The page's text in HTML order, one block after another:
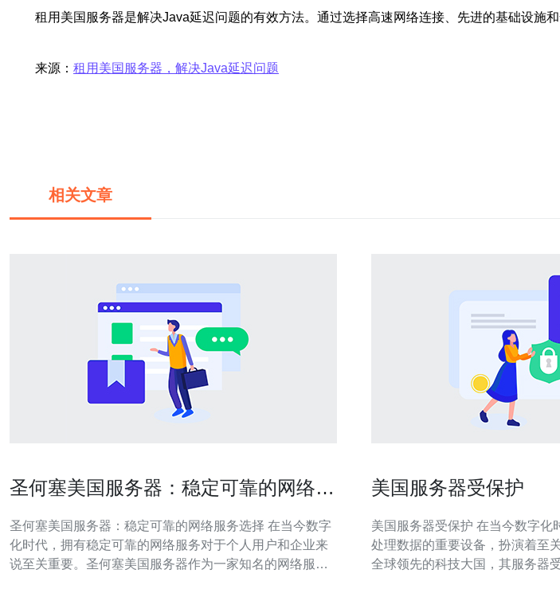
租用美国服务器是解决Java延迟问题的有效方法。通过选择高速网络连接、先进的基础设施
来源： 租用美国服务器，解决Java延迟问题
相关文章
圣何塞美国服务器：稳定可靠的网络服
圣何塞美国服务器：稳定可靠的网络服务选择 在当今数字
化时代，拥有稳定可靠的网络服务对于个人用户和企业来
说至关重要。圣何塞美国服务器作为一家知名的网络服务
美国服务器受保护
美国服务器受保护 在当今数字化时代，服务器作为存储和
处理数据的重要设备，扮演着至
全球领先的科技大国，其服务器